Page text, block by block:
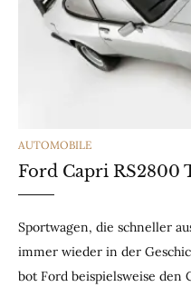
CATEGORIES
AUTOMOBILE
Ford Capri RS2800
Sportwagen, die schneller
immer wieder in der
bot Ford beispielsweise den